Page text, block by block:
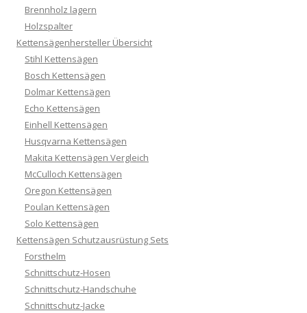
Brennholz lagern
Holzspalter
Kettensägenhersteller Übersicht
Stihl Kettensägen
Bosch Kettensägen
Dolmar Kettensägen
Echo Kettensägen
Einhell Kettensägen
Husqvarna Kettensägen
Makita Kettensägen Vergleich
McCulloch Kettensägen
Oregon Kettensägen
Poulan Kettensägen
Solo Kettensägen
Kettensägen Schutzausrüstung Sets
Forsthelm
Schnittschutz-Hosen
Schnittschutz-Handschuhe
Schnittschutz-Jacke